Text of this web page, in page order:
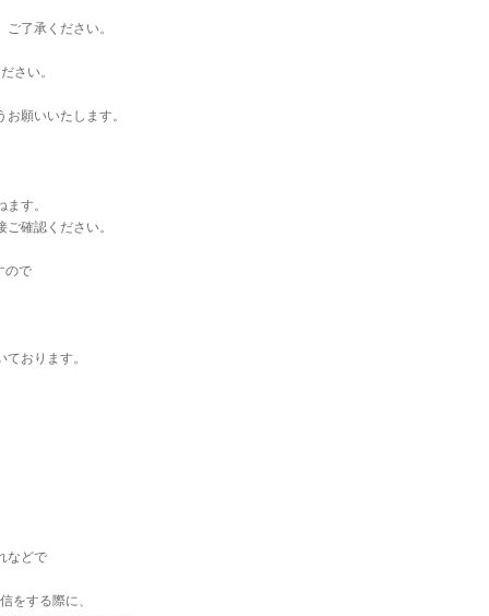
了承ください。
さい。
願いいたします。
す。
確認ください。
ので
おります。
などで
をする際に、